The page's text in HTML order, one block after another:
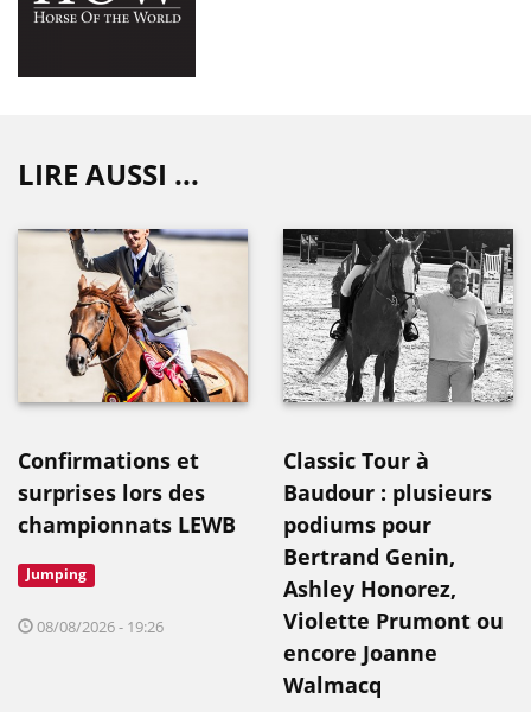
LIRE AUSSI ...
Confirmations et
surprises lors des
championnats LEWB
Jumping
08/08/2026 - 19:26
Classic Tour à
Baudour : plusieurs
podiums pour
Bertrand Genin,
Ashley Honorez,
Violette Prumont ou
encore Joanne
Walmacq